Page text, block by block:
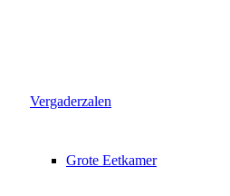
Vergaderzalen
Grote Eetkamer